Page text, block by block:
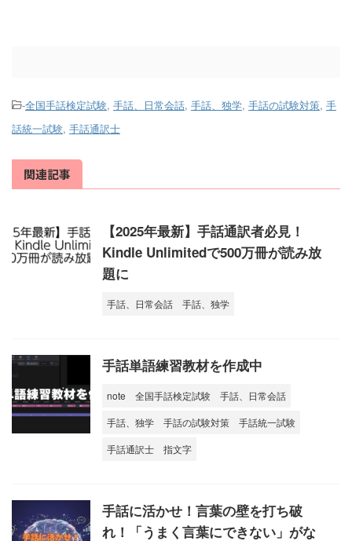
-全国手話検定試験, 手話、日常会話, 手話、独学, 手話の試験対策, 手
話統一試験, 手話通訳士
関連記事
【2025年最新】手話通訳者必見！
Kindle Unlimitedで500万冊が読み放
題に
手話、日常会話 手話、独学
手話単語練習教材を作成中
note 全国手話検定試験
手話、日常会話
手話、独学
手話の試験対策
手話統一試験
手話通訳士
指文字
手話に活かせ！言葉の壁を打ち破
れ！「うまく言葉にできない」がな